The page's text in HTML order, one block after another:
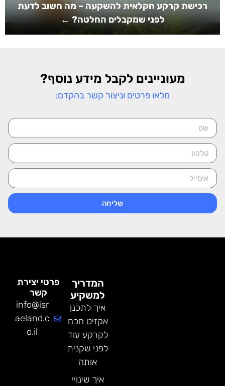
רכישת קרקע חקלאית להשקעה – מה חשוב לדעת
לפני שמקבלים החלטה? ←
מעוניינים לקבל מידע נוסף?
מלאו פרטים וניצור קשר בהקדם:
שליחה
המדריך
למשקיע
איך לתכנן
אקזיט חכם
לקרקע עוד
לפני שקנית
אותה
איך שינויי
פרטי יצירת
קשר
info@isr
aeland.c
o.il